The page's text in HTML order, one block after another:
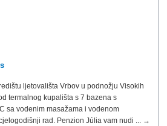
ljetovališta Vrbov u podnožju Visokih
termalnog kupališta s 7 bazena s
sa vodenim masažama i vodenom
rad. Penzion Júlia vam nudi ... →